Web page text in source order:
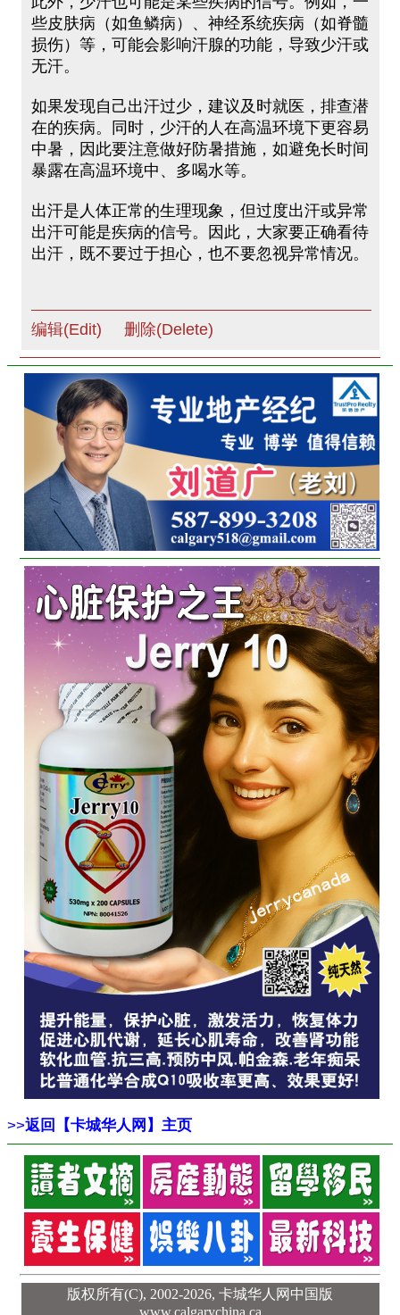
些皮肤病（如鱼鳞病）、神经系统疾病（如脊髓
损伤）等，可能会影响汗腺的功能，导致少汗或
无汗。
如果发现自己出汗过少，建议及时就医，排查潜
在的疾病。同时，少汗的人在高温环境下更容易
中暑，因此要注意做好防暑措施，如避免长时间
暴露在高温环境中、多喝水等。
出汗是人体正常的生理现象，但过度出汗或异常
出汗可能是疾病的信号。因此，大家要正确看待
出汗，既不要过于担心，也不要忽视异常情况。
编辑(Edit) 删除(Delete)
>>返回【卡城华人网】主页
版权所有(C), 2002-2026, 卡城华人网中国版
www.calgarychina.ca